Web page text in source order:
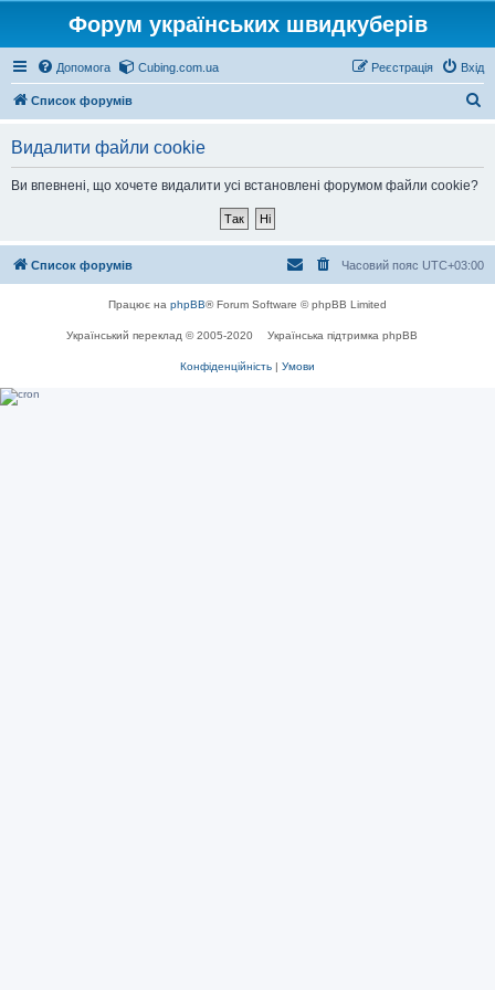
Форум українських швидкуберів
Допомога Cubing.com.ua Вхід
Реєстрація
Список форумів
Видалити файли cookie
Ви впевнені, що хочете видалити усі встановлені форумом файли cookie?
Список форумів Часовий пояс UTC+03:00
Працює на phpBB® Forum Software © phpBB Limited
Український переклад © 2005-2020 Українська підтримка phpBB
Конфіденційність | Умови